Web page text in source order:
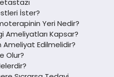
İster?
Yeri Nedir?
Ameliyatları Kapsar?
Ameliyat Edilmelidir?
Olur?